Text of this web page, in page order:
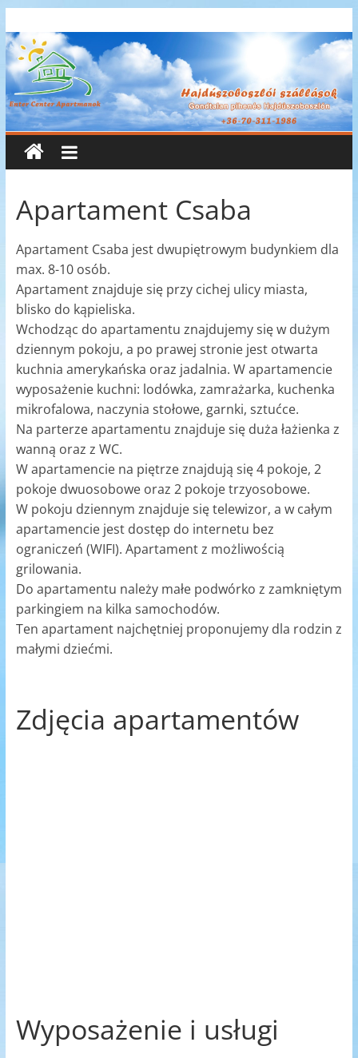
to
content
Enter
Center
Apartmanok
Enter
Apartament Csaba
Apartament Csaba jest dwupiętrowym budynkiem dla
max. 8-10 osób.
Apartament znajduje się przy cichej ulicy miasta,
blisko do kąpieliska.
Wchodząc do apartamentu znajdujemy się w dużym
dziennym pokoju, a po prawej stronie jest otwarta
kuchnia amerykańska oraz jadalnia. W apartamencie
wyposażenie kuchni: lodówka, zamrażarka, kuchenka
mikrofalowa, naczynia stołowe, garnki, sztućce.
Na parterze apartamentu znajduje się duża łażienka z
wanną oraz z WC.
W apartamencie na piętrze znajdują się 4 pokoje, 2
pokoje dwuosobowe oraz 2 pokoje trzyosobowe.
W pokoju dziennym znajduje się telewizor, a w całym
apartamencie jest dostęp do internetu bez
ograniczeń (WIFI). Apartament z możliwością
grilowania.
Do apartamentu należy małe podwórko z zamkniętym
parkingiem na kilka samochodów.
Ten apartament najchętniej proponujemy dla rodzin z
małymi dziećmi.
Zdjęcia apartamentów
Wyposażenie i usługi